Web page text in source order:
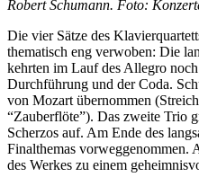
Robert Schumann. Foto:
Die vier Sätze des
thematisch eng verwoben: Die
kehrten im Lauf des Allegro
Durchführung und der Coda.
von Mozart übernommen
“Zauberflöte”). Das zweite Trio
Scherzos auf. Am Ende des
Finalthemas vorweggenommen.
des Werkes zu einem